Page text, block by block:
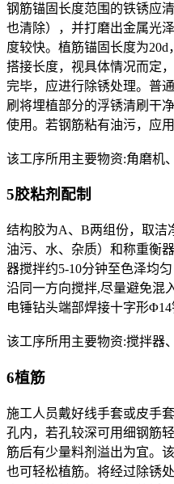
钢筋锚固长度范围的铁锈应
也清除），并打磨出金属光
度较快。植筋锚固长度为
搭接长度，视具体情况而定
完毕，应进行除锈处理。普
刷将埋植部分的浮锈清刷干
使用。若钢筋粘有油污，应
该工序所用主要物资:角磨机
5胶粘剂配制
结构胶为A、B两组份，取洁
油污、水、杂质）和称重衡
器搅拌约5-10分钟至色泽均
沿同一方向搅拌,尽量避免混
电锤钻头端部焊接十字形Φ14
该工序所用主要物资:搅拌器
6植筋
施工人员戴好线手套或皮手
孔内，若孔较深可用细钢筋
筋后有少量料剂溢出为宜。
也可轻松植筋。将经过除锈